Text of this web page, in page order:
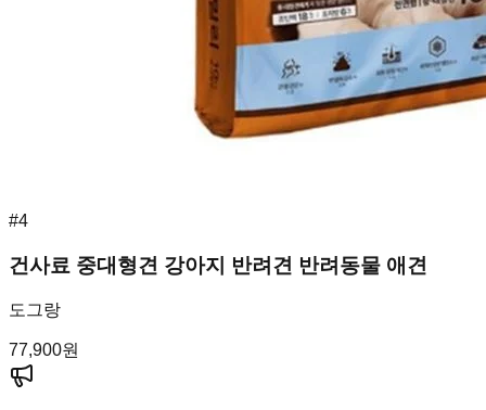
#4
건사료 중대형견 강아지 반려견 반려동물 애견
도그랑
77,900원